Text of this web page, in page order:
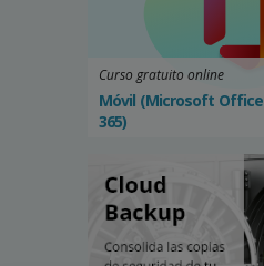
Curso gratuito online
Móvil (Microsoft Office
365)